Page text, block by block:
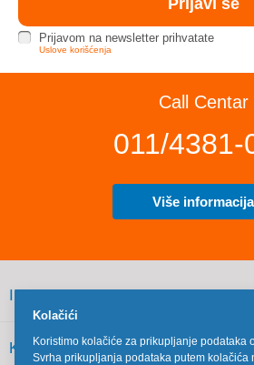
Prijavom na newsletter prihvatate
Uslove korišćenja
Call Centar
011/4381-
Više informacija
INFORMACIJE
KORISNIČKI SERVIS
Kolačići
Koristimo kolačiće za prikupljanje podataka
Svrha prikupljanja podataka putem kolačića